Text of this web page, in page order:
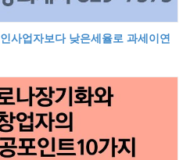
사업자보다 낮은세율로 과세이연